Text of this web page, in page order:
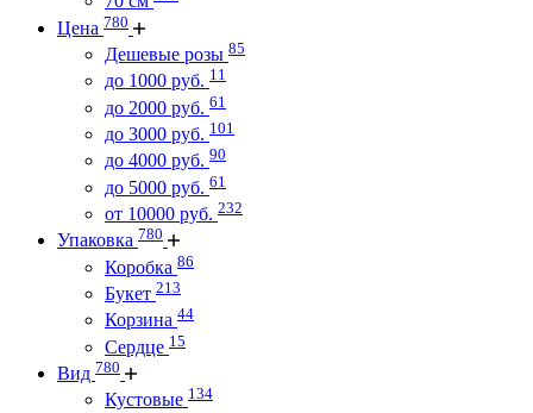
Цена 780
Дешевые розы 85
до 1000 руб. 11
до 2000 руб. 61
до 3000 руб. 101
до 4000 руб. 90
до 5000 руб. 61
от 10000 руб. 232
Упаковка 780
Коробка 86
Букет 213
Корзина 44
Сердце 15
Вид 780
Кустовые 134